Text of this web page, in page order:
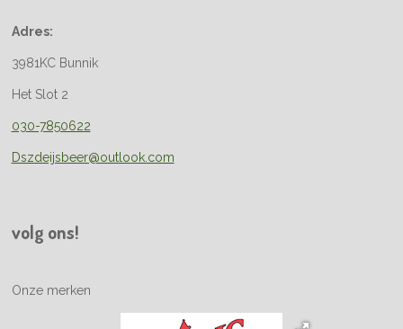
Adres:
3981KC Bunnik
Het Slot 2
030-7850622
Dszdeijsbeer@outlook.com
volg ons!
Onze merken